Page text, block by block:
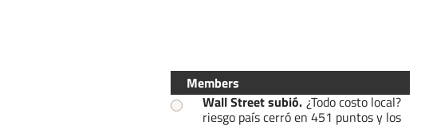
Members
Wall Street subió. ¿Todo costo local?
riesgo país cerró en 451 puntos y los